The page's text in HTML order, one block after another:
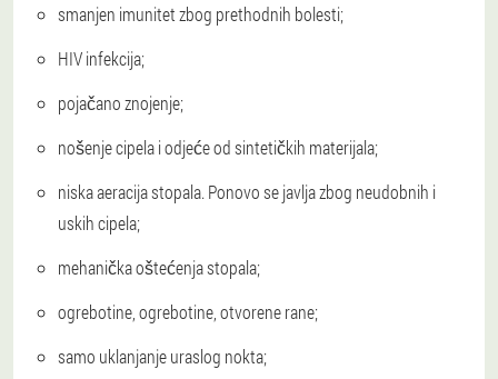
smanjen imunitet zbog prethodnih bolesti;
HIV infekcija;
pojačano znojenje;
nošenje cipela i odjeće od sintetičkih materijala;
niska aeracija stopala. Ponovo se javlja zbog neudobnih i
uskih cipela;
mehanička oštećenja stopala;
ogrebotine, ogrebotine, otvorene rane;
samo uklanjanje uraslog nokta;